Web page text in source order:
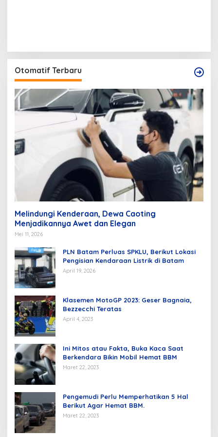
Otomatif Terbaru
Melindungi Kenderaan, Dewa Caoting
Menjadikannya Awet dan Elegan
Mei 11, 2026
PLN Batam Perluas SPKLU, Berikut Lokasi
Pengisian Kendaraan Listrik di Batam
April 19, 2026
Klasemen MotoGP 2023: Geser Bagnaia,
Bezzecchi Teratas
April 4, 2023
Ini Mitos atau Fakta, Buka Kaca Saat
Berkendara Bikin Mobil Hemat BBM
Maret 22, 2023
Pengemudi Perlu Memperhatikan 5 Hal
Berikut Agar Hemat BBM.
Maret 22, 2023